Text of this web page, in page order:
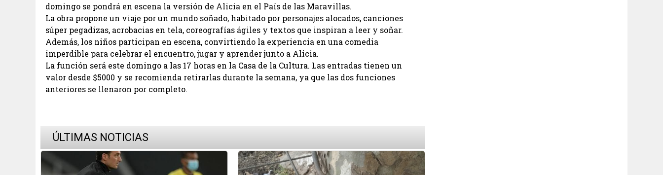
domingo se pondrá en escena la versión de Alicia en el País de las Maravillas.
La obra propone un viaje por un mundo soñado, habitado por personajes alocados, canciones
súper pegadizas, acrobacias en tela, coreografías ágiles y textos que inspiran a leer y soñar.
Además, los niños participan en escena, convirtiendo la experiencia en una comedia
imperdible para celebrar el encuentro, jugar y aprender junto a Alicia.
La función será este domingo a las 17 horas en la Casa de la Cultura. Las entradas tienen un
valor desde $5000 y se recomienda retirarlas durante la semana, ya que las dos funciones
anteriores se llenaron por completo.
ÚLTIMAS NOTICIAS